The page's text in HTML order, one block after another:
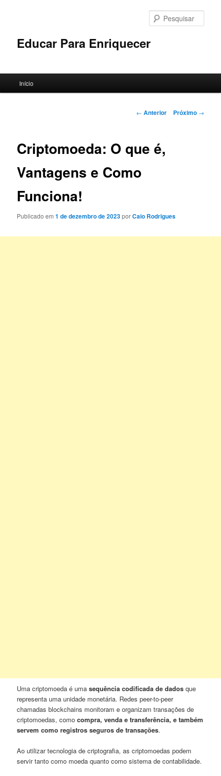
principalEducar Para Enriquecer
principal
Início
Navegação
← Anterior Próximo →
Criptomoeda: O que é,
Vantagens e Como
Funciona!
Publicado em1 de dezembro de 2023porCaio Rodrigues
Uma criptomoeda é umasequência codificada de dados que
representa uma unidade monetária. Redes peer-to-peer
chamadas blockchains monitoram e organizam transações de
criptomoedas, comocompra, venda e transferência, e também
servem como registros seguros de transações.
Ao utilizar tecnologia de criptografia, as criptomoedas podem
servir tanto como moeda quanto como sistema de contabilidade.